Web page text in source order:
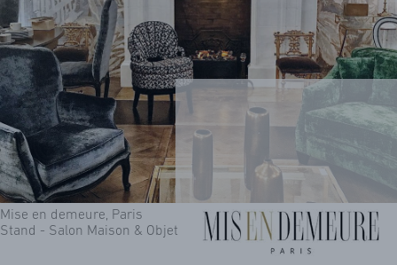
Mise en demeure, Paris
Stand - Salon Maison & Objet